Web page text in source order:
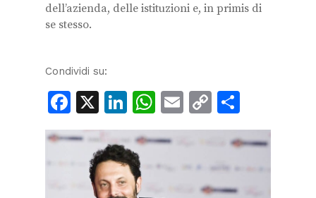
dell’azienda, delle istituzioni e, in primis di
se stesso.
Condividi su:
Facebook
X LinkedIn
WhatsApp
Email
Copy
Link